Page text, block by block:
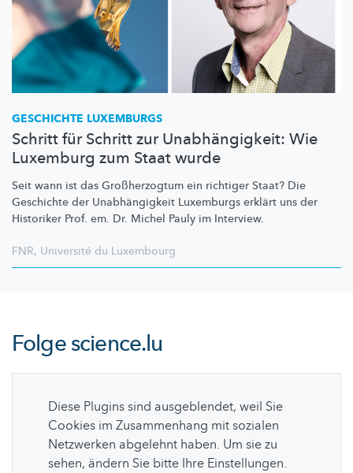
GESCHICHTE LUXEMBURGS
Schritt für Schritt zur Unabhängigkeit: Wie
Luxemburg zum Staat wurde
Seit wann ist das Großherzogtum ein richtiger Staat? Die
Geschichte der Unabhängigkeit Luxemburgs erklärt uns der
Historiker Prof. em. Dr. Michel Pauly im Interview.
FNR, Université du Luxembourg
Folgescience.lu
Diese Plugins sind ausgeblendet, weil Sie
Cookies im Zusammenhang mit sozialen
Netzwerken abgelehnt haben. Um sie zu
sehen, ändern Sie bitte Ihre Einstellungen.